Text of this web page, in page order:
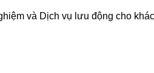
và Dịch vụ lưu động cho